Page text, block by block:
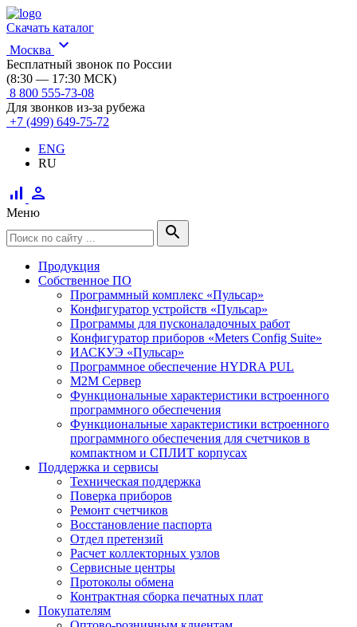
Скачать каталог
Москва
expand_more
Бесплатный звонок по России
(8:30 — 17:30 МСК)
8 800 555-73-08
Для звонков из-за рубежа
+7 (499) 649-75-72
ENG
RU
signal_cellular_alt person
Меню
search
Продукция
Собственное ПО
Программный комплекс «Пульсар»
Конфигуратор устройств «Пульсар»
Программы для пусконаладочных работ
Конфигуратор приборов «Meters Config Suite»
ИАСКУЭ «Пульсар»
Программное обеспечение HYDRA PUL
M2M Сервер
Функциональные характеристики встроенного
программного обеспечения
Функциональные характеристики встроенного
программного обеспечения для счетчиков в
компактном и СПЛИТ корпусах
Поддержка и сервисы
Техническая поддержка
Поверка приборов
Ремонт счетчиков
Восстановление паспорта
Отдел претензий
Расчет коллекторных узлов
Сервисные центры
Протоколы обмена
Контрактная сборка печатных плат
Покупателям